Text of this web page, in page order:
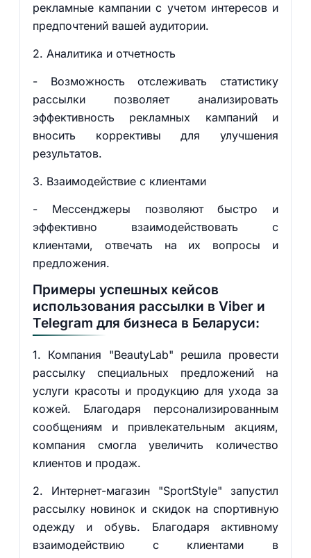
рекламные кампании с учетом интересов и
предпочтений вашей аудитории.
2. Аналитика и отчетность
- Возможность отслеживать статистику
рассылки позволяет анализировать
эффективность рекламных кампаний и
вносить коррективы для улучшения
результатов.
3. Взаимодействие с клиентами
- Мессенджеры позволяют быстро и
эффективно взаимодействовать с
клиентами, отвечать на их вопросы и
предложения.
Примеры успешных кейсов
использования рассылки в Viber и
Telegram для бизнеса в Беларуси:
1. Компания "BeautyLab" решила провести
рассылку специальных предложений на
услуги красоты и продукцию для ухода за
кожей. Благодаря персонализированным
сообщениям и привлекательным акциям,
компания смогла увеличить количество
клиентов и продаж.
2. Интернет-магазин "SportStyle" запустил
рассылку новинок и скидок на спортивную
одежду и обувь. Благодаря активному
взаимодействию с клиентами в